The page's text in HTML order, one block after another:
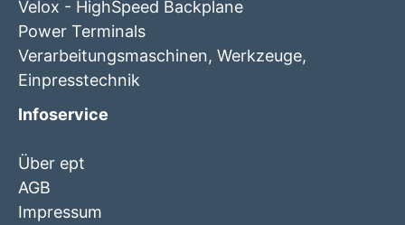
Velox - HighSpeed Backplane
Power Terminals
Verarbeitungsmaschinen, Werkzeuge,
Einpresstechnik
Infoservice
Über ept
AGB
Impressum